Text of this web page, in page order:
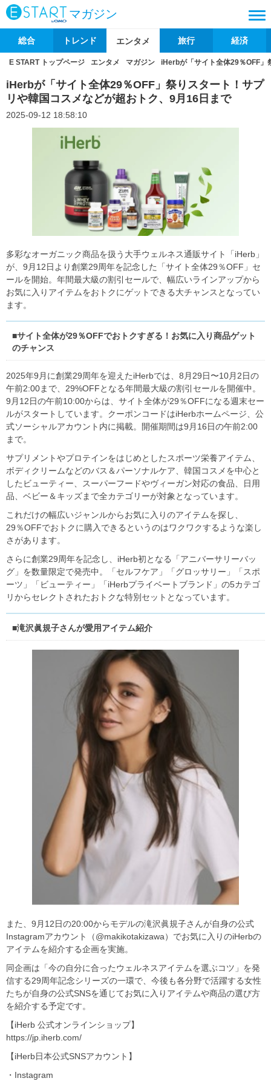
マガジン
総合 トレンド エンタメ 旅行 経済
E START トップページ エンタメ マガジン iHerbが「サイト全体29％OFF」
iHerbが「サイト全体29％OFF」祭りスタート！サプ
リや韓国コスメなどが超おトク、9月16日まで
2025-09-12 18:58:10
多彩なオーガニック商品を扱う大手ウェルネス通販サイト「iHerb」
が、9月12日より創業29周年を記念した「サイト全体29％OFF」セ
ールを開始。年間最大級の割引セールで、幅広いラインアップから
お気に入りアイテムをおトクにゲットできる大チャンスとなってい
ます。
■サイト全体が29％OFFでおトクすぎる！お気に入り商品ゲット
のチャンス
2025年9⽉に創業29周年を迎えたiHerbでは、8⽉29⽇〜10⽉2日の
午前2:00まで、29%OFFとなる年間最⼤級の割引セールを開催中。
9⽉12⽇の午前10:00からは、サイト全体が29％OFFになる週末セー
ルがスタートしています。クーポンコードはiHerbホームページ、公
式ソーシャルアカウント内に掲載。開催期間は9⽉16⽇の午前2:00
まで。
サプリメントやプロテインをはじめとしたスポーツ栄養アイテム、
ボディクリームなどのバス＆パーソナルケア、韓国コスメを中⼼と
したビューティー、スーパーフードやヴィーガン対応の⾷品、⽇⽤
品、ベビー＆キッズまで全カテゴリーが対象となっています。
これだけの幅広いジャンルからお気に入りのアイテムを探し、
29％OFFでおトクに購入できるというのはワクワクするような楽し
さがあります。
さらに創業29周年を記念し、iHerb初となる「アニバーサリーバッ
グ」を数量限定で発売中。「セルフケア」「グロッサリー」「スポ
ーツ」「ビューティー」「iHerbプライベートブランド」の5カテゴ
リからセレクトされたおトクな特別セットとなっています。
■滝沢眞規⼦さんが愛用アイテム紹介
また、9月12日の20:00からモデルの滝沢眞規⼦さんが⾃⾝の公式
Instagramアカウント（@makikotakizawa）でお気に⼊りのiHerbの
アイテムを紹介する企画を実施。
同企画は「今の⾃分に合ったウェルネスアイテムを選ぶコツ」を発
信する29周年記念シリーズの⼀環で、今後も各分野で活躍する⼥性
たちが⾃⾝の公式SNSを通じてお気に⼊りアイテムや商品の選び⽅
を紹介する予定です。
【iHerb 公式オンラインショップ】
https://jp.iherb.com/
【iHerb日本公式SNSアカウント】
・Instagram